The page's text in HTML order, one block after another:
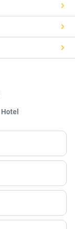
Hotel